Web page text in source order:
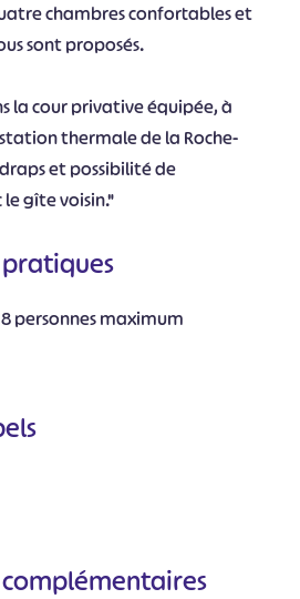
chambres confortables et
sont proposés.
la cour privative équipée, à
thermale de la Roche-
et possibilité de
gîte voisin."
personnes maximum